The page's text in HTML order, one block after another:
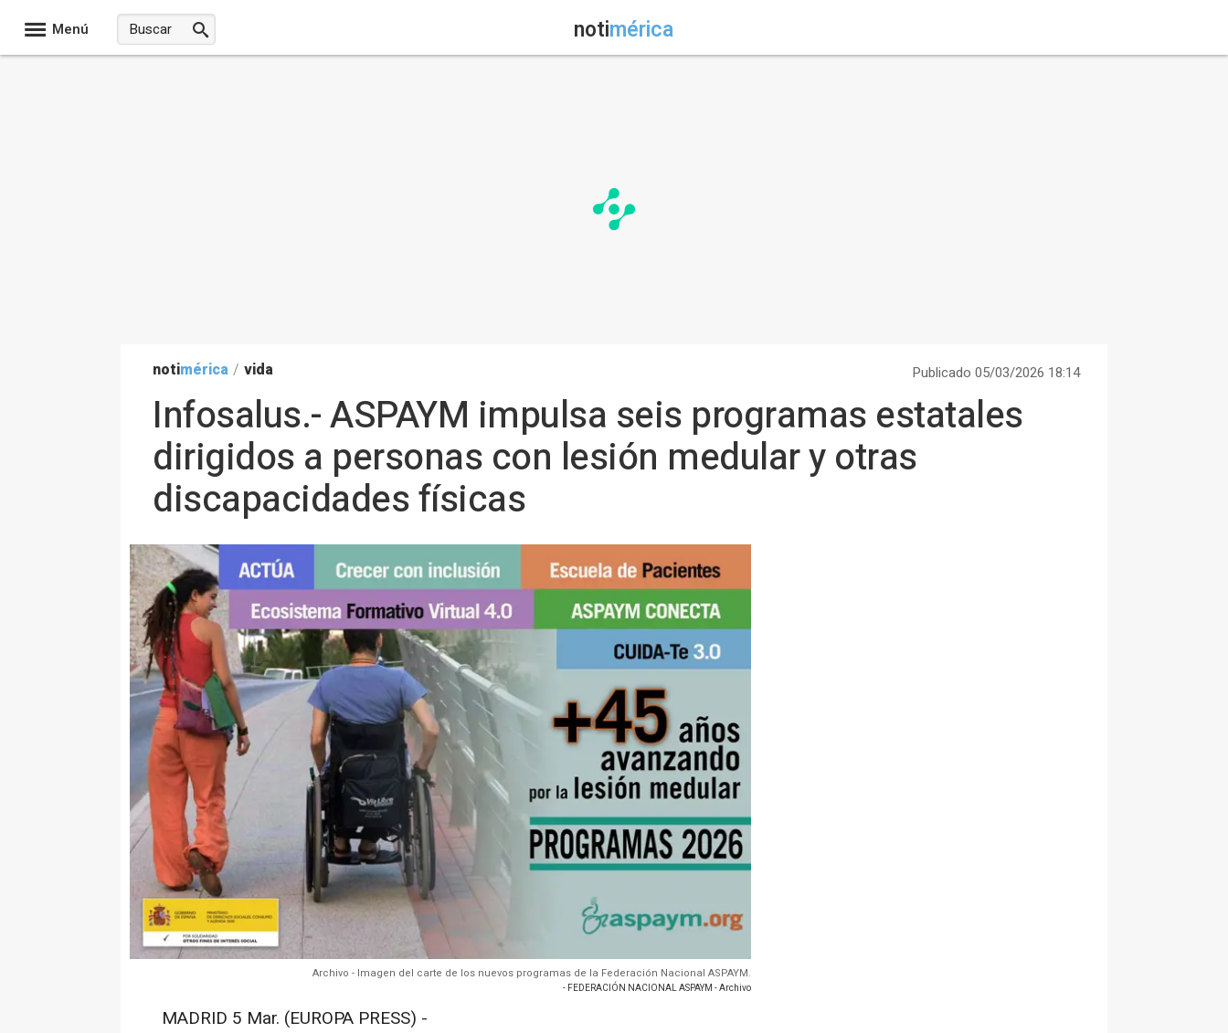
Menú notimérica
notimérica / vida Publicado 05/03/2026 18:14
Infosalus.- ASPAYM impulsa seis programas estatales
dirigidos a personas con lesión medular y otras
discapacidades físicas
Archivo - Imagen del carte de los nuevos programas de la Federación Nacional ASPAYM.
- FEDERACIÓN NACIONAL ASPAYM - Archivo
MADRID 5 Mar. (EUROPA PRESS) -